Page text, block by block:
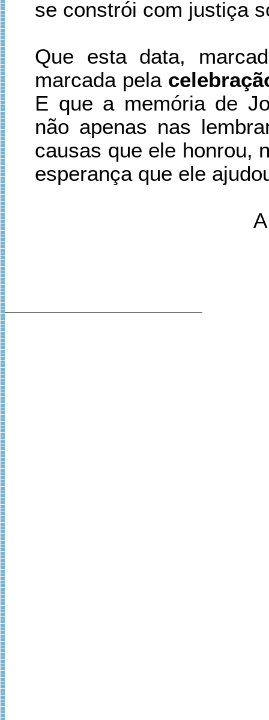
se constrói com justiça
Que esta data,
marcada pela
E que a memória de
não apenas nas
causas que ele honrou,
esperança que ele